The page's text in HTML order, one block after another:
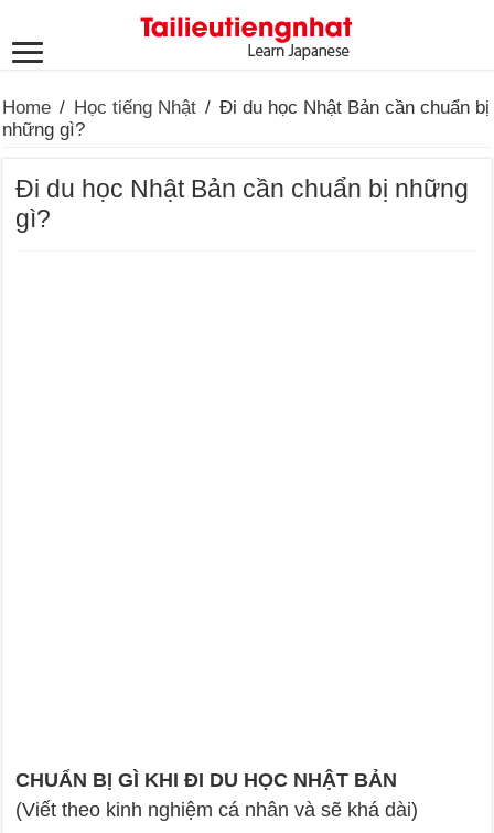
Home / Học tiếng Nhật / Đi du học Nhật Bản cần chuẩn bị
những gì?
Đi du học Nhật Bản cần chuẩn bị những
gì?
CHUẨN BỊ GÌ KHI ĐI DU HỌC NHẬT BẢN
(Viết theo kinh nghiệm cá nhân và sẽ khá dài)